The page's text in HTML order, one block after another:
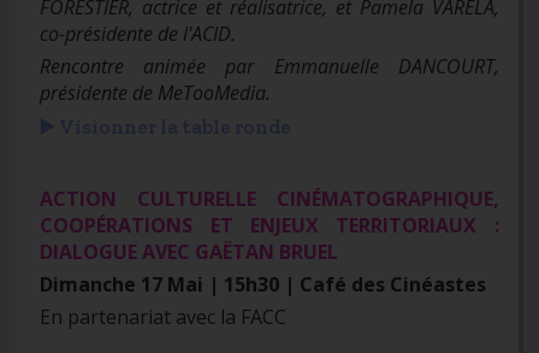
FORESTIER, actrice et réalisatrice, et Pamela VARELA,
co-présidente de l'ACID.
Rencontre animée par Emmanuelle DANCOURT,
présidente de MeTooMedia.
ACTION CULTURELLE CINÉMATOGRAPHIQUE,
COOPÉRATIONS ET ENJEUX TERRITORIAUX :
DIALOGUE AVEC GAËTAN BRUEL
Dimanche 17 Mai | 15h30 | Café des Cinéastes
En partenariat avec la FACC